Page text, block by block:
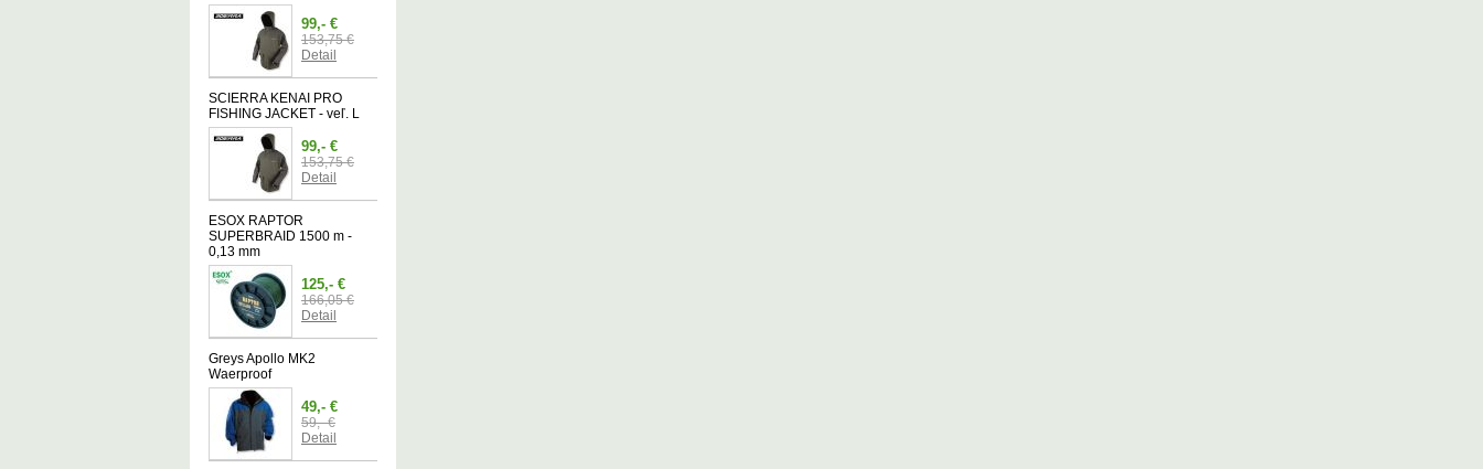
99,- €
153,75 €
Detail
SCIERRA KENAI PRO
FISHING JACKET - veľ. L
99,- €
153,75 €
Detail
ESOX RAPTOR
SUPERBRAID 1500 m -
0,13 mm
125,- €
166,05 €
Detail
Greys Apollo MK2
Waerproof
49,- €
59,- €
Detail